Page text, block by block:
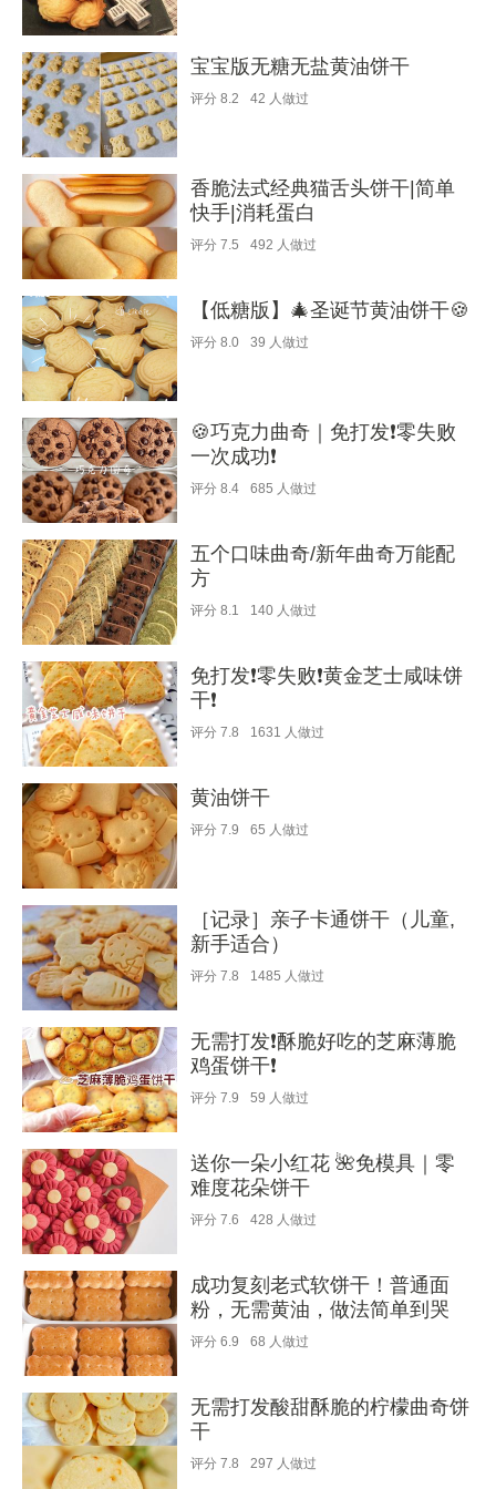
宝宝版无糖无盐黄油饼干
评分 8.2 42 人做过
香脆法式经典猫舌头饼干|简单
快手|消耗蛋白
评分 7.5 492 人做过
【低糖版】🎄圣诞节黄油饼干🍪
评分 8.0 39 人做过
🍪巧克力曲奇｜免打发❗️零失败
一次成功❗️
评分 8.4 685 人做过
五个口味曲奇/新年曲奇万能配
方
评分 8.1 140 人做过
免打发❗️零失败❗️黄金芝士咸味饼
干❗️
评分 7.8 1631 人做过
黄油饼干
评分 7.9 65 人做过
［记录］亲子卡通饼干（儿童,
新手适合）
评分 7.8 1485 人做过
无需打发❗️酥脆好吃的芝麻薄脆
鸡蛋饼干❗️
评分 7.9 59 人做过
送你一朵小红花 🌺免模具｜零
难度花朵饼干
评分 7.6 428 人做过
成功复刻老式软饼干！普通面
粉，无需黄油，做法简单到哭
评分 6.9 68 人做过
无需打发酸甜酥脆的柠檬曲奇饼
干
评分 7.8 297 人做过